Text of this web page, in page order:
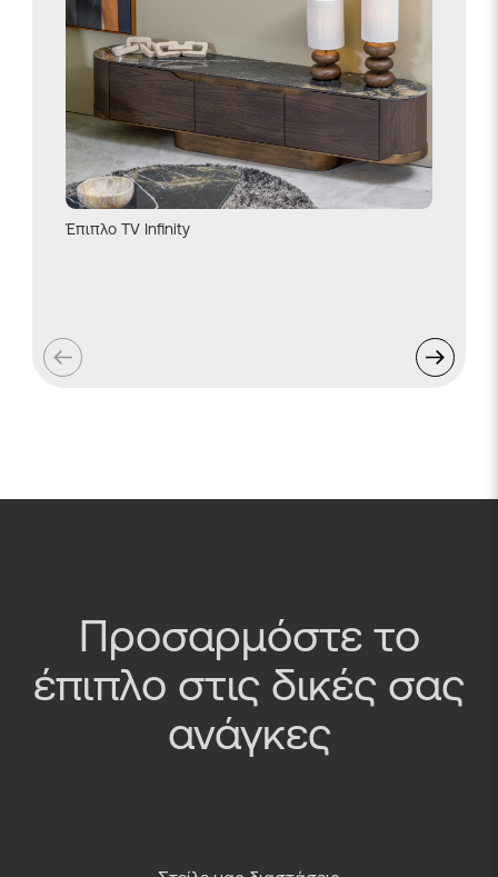
Έπιπλο TV Infinity
Προσαρμόστε το
έπιπλο στις δικές σας
ανάγκες